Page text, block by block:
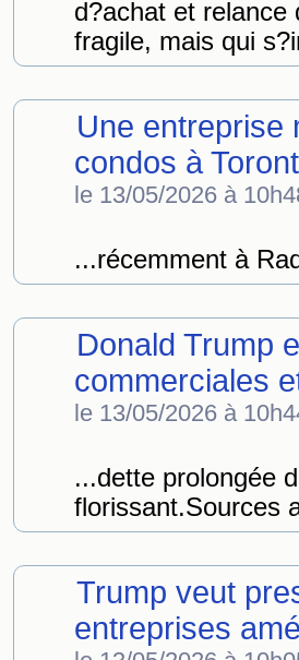
d?achat et relance
fragile, mais qui
Une entreprise
condos à
le 13/05/2026 à
...récemment à
Donald Trump
commerciales
le 13/05/2026 à
...dette prolongée
florissant.Sources
Trump veut
entreprises